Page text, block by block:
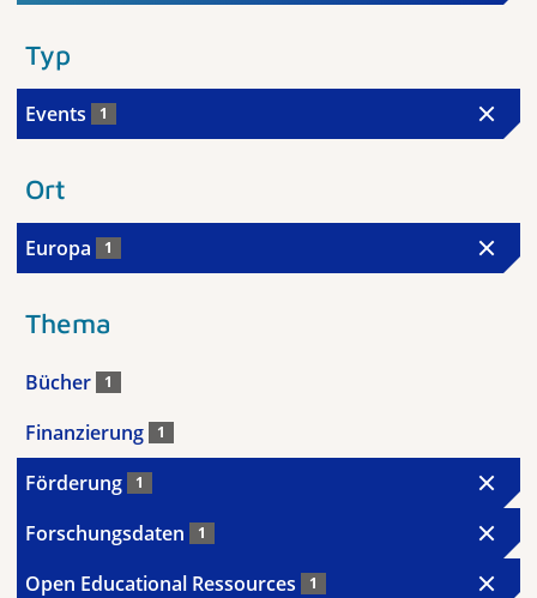
Typ
Events 1
Ort
Europa 1
Thema
Bücher 1
Finanzierung 1
Förderung 1
Forschungsdaten 1
Open Educational Ressources 1